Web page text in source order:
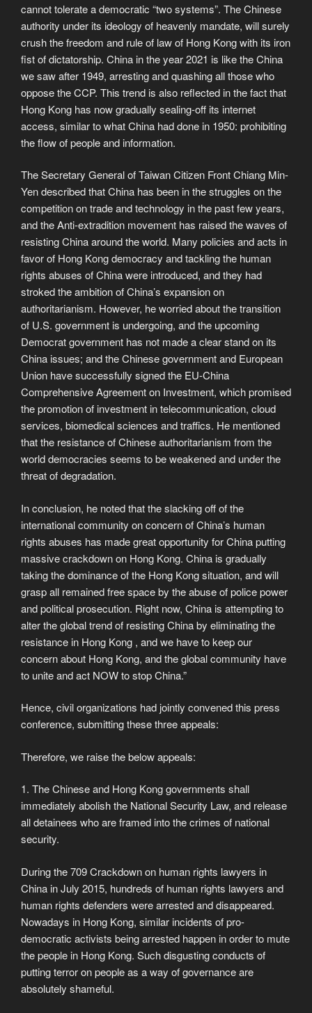
cannot tolerate a democratic “two systems”. The Chinese
authority under its ideology of heavenly mandate, will surely
crush the freedom and rule of law of Hong Kong with its iron
fist of dictatorship. China in the year 2021 is like the China
we saw after 1949, arresting and quashing all those who
oppose the CCP. This trend is also reflected in the fact that
Hong Kong has now gradually sealing-off its internet
access, similar to what China had done in 1950: prohibiting
the flow of people and information.
The Secretary General of Taiwan Citizen Front Chiang Min-
Yen described that China has been in the struggles on the
competition on trade and technology in the past few years,
and the Anti-extradition movement has raised the waves of
resisting China around the world. Many policies and acts in
favor of Hong Kong democracy and tackling the human
rights abuses of China were introduced, and they had
stroked the ambition of China’s expansion on
authoritarianism. However, he worried about the transition
of U.S. government is undergoing, and the upcoming
Democrat government has not made a clear stand on its
China issues; and the Chinese government and European
Union have successfully signed the EU-China
Comprehensive Agreement on Investment, which promised
the promotion of investment in telecommunication, cloud
services, biomedical sciences and traffics. He mentioned
that the resistance of Chinese authoritarianism from the
world democracies seems to be weakened and under the
threat of degradation.
In conclusion, he noted that the slacking off of the
international community on concern of China’s human
rights abuses has made great opportunity for China putting
massive crackdown on Hong Kong. China is gradually
taking the dominance of the Hong Kong situation, and will
grasp all remained free space by the abuse of police power
and political prosecution. Right now, China is attempting to
alter the global trend of resisting China by eliminating the
resistance in Hong Kong , and we have to keep our
concern about Hong Kong, and the global community have
to unite and act NOW to stop China.”
Hence, civil organizations had jointly convened this press
conference, submitting these three appeals:
​Therefore, we raise the below appeals:
​1. The Chinese and Hong Kong governments shall
immediately abolish the National Security Law, and release
all detainees who are framed into the crimes of national
security.
​During the 709 Crackdown on human rights lawyers in
China in July 2015, hundreds of human rights lawyers and
human rights defenders were arrested and disappeared.
Nowadays in Hong Kong, similar incidents of pro-
democratic activists being arrested happen in order to mute
the people in Hong Kong. Such disgusting conducts of
putting terror on people as a way of governance are
absolutely shameful.